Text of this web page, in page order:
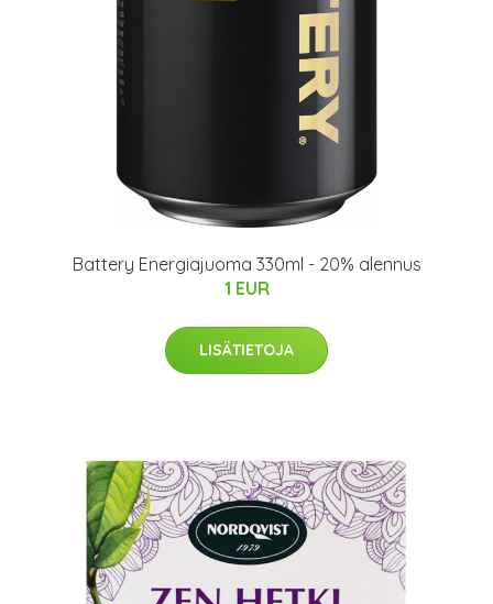
Battery Energiajuoma 330ml - 20% alennus
1 EUR
LISÄTIETOJA